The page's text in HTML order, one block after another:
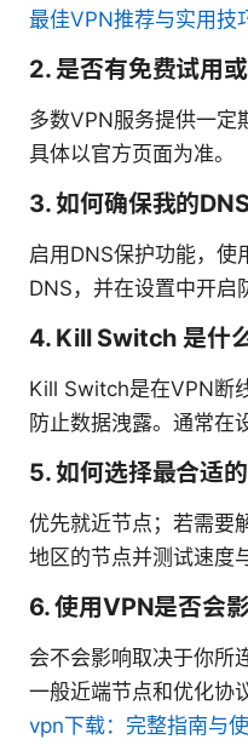
最佳VPN推荐与实用技
2. 是否有免费试用或
多数VPN服务提供一定
具体以官方页面为准。
3. 如何确保我的
启用DNS保护功能，使
DNS，并在设置中开启
4. Kill Switch 是什
Kill Switch是在VPN断
防止数据洩露。通常在
5. 如何选择最合适的
优先就近节点；若需要
地区的节点并测试速度
6. 使用VPN是否会
会不会影响取决于你所
一般近端节点和优化协
vpn下载：完整指南与